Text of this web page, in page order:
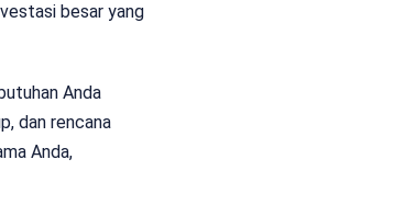
besar yang
Anda
dan rencana
Anda,